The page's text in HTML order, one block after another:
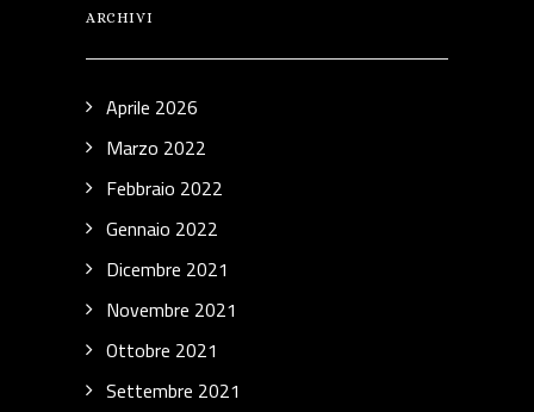
ARCHIVI
Aprile 2026
Marzo 2022
Febbraio 2022
Gennaio 2022
Dicembre 2021
Novembre 2021
Ottobre 2021
Settembre 2021